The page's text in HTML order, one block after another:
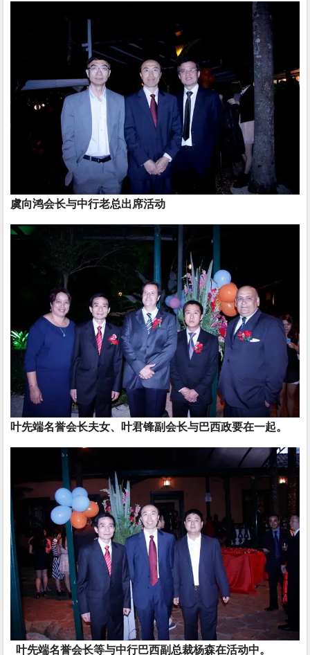
虞向鸿会长与中行老总出席活动
叶先端名誉会长夫女、叶君锋副会长与巴西政要在一起。
叶先端名誉会长等与中行巴西副总裁杨森在活动中。